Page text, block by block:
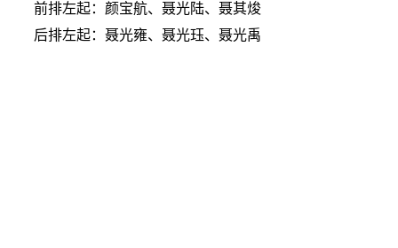
前排左起：颜宝航、聂光陆、聂其焌
后排左起：聂光雍、聂光珏、聂光禹